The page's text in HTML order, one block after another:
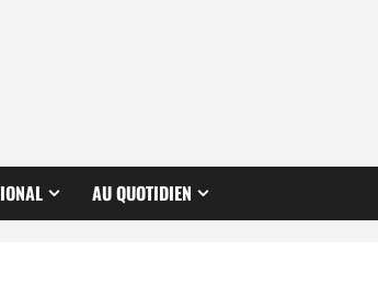
AU QUOTIDIEN